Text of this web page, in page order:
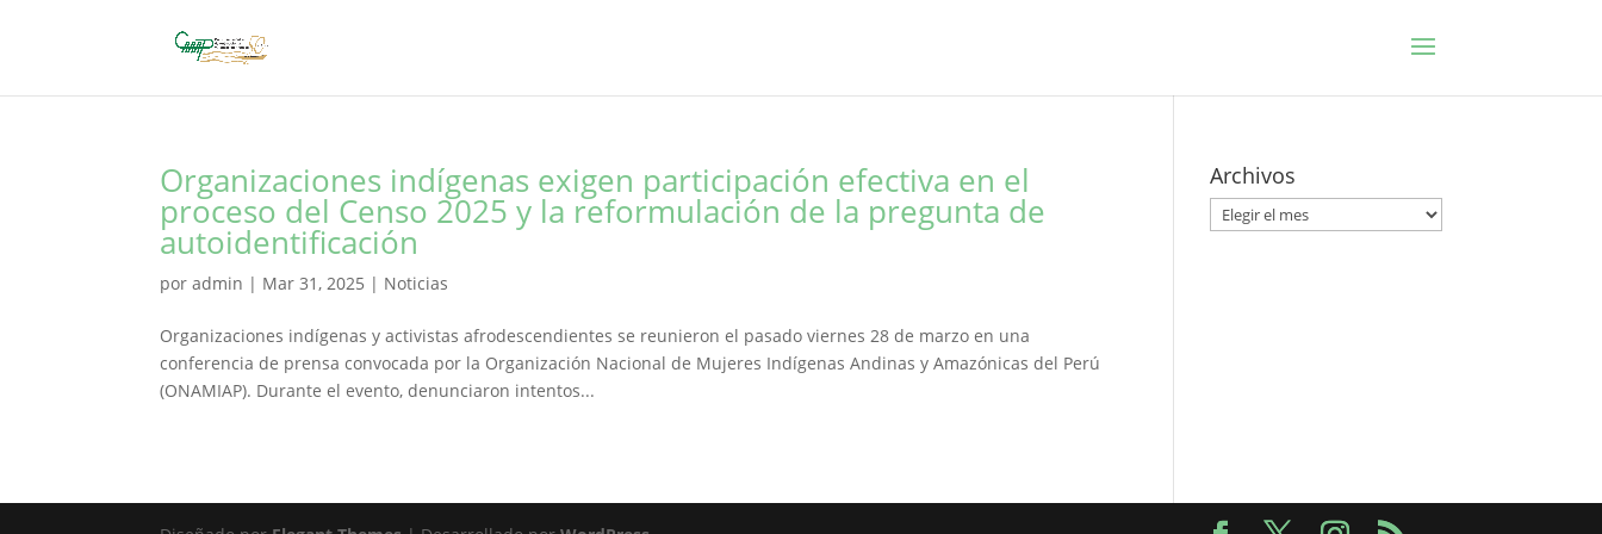
Organizaciones indígenas exigen participación efectiva en el
proceso del Censo 2025 y la reformulación de la pregunta de
autoidentificación
poradmin | Mar 31, 2025 | Noticias
Organizaciones indígenas y activistas afrodescendientes se reunieron el pasado viernes 28 de marzo en una
conferencia de prensa convocada por la Organización Nacional de Mujeres Indígenas Andinas y Amazónicas del Perú
(ONAMIAP). Durante el evento, denunciaron intentos...
Archivos
Archivos